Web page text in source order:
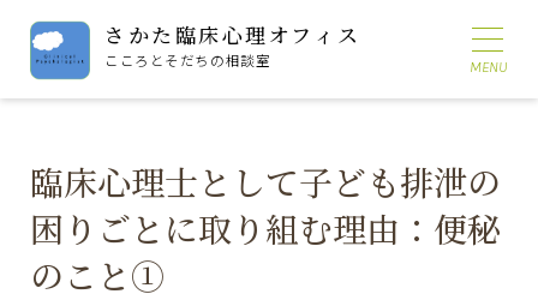
さかた臨床心理オフィス
こころとそだちの相談室
臨床心理士として子ども排泄の
困りごとに取り組む理由：便秘
のこと①